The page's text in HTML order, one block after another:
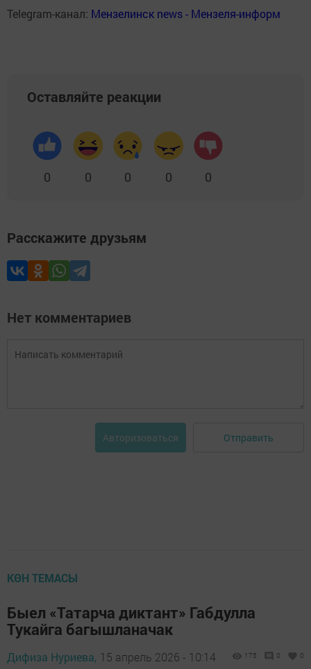
Telegram-канал: Мензелинск news - Мензеля-информ
Оставляйте реакции
0 0 0 0 0
Расскажите друзьям
Нет комментариев
Авторизоваться Отправить
КӨН ТЕМАСЫ
Быел «Татарча диктант» Габдулла
Тукайга багышланачак
Дифиза Нуриева, 15 апрель 2026 - 10:14 175 0 0